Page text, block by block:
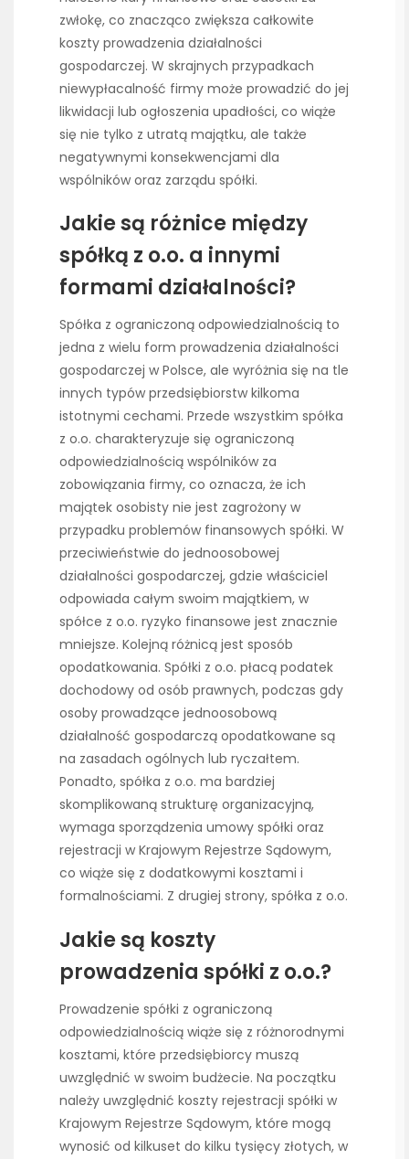
zwłokę, co znacząco zwiększa całkowite
koszty prowadzenia działalności
gospodarczej. W skrajnych przypadkach
niewypłacalność firmy może prowadzić do jej
likwidacji lub ogłoszenia upadłości, co wiąże
się nie tylko z utratą majątku, ale także
negatywnymi konsekwencjami dla
wspólników oraz zarządu spółki.
Jakie są różnice między
spółką z o.o. a innymi
formami działalności?
Spółka z ograniczoną odpowiedzialnością to
jedna z wielu form prowadzenia działalności
gospodarczej w Polsce, ale wyróżnia się na tle
innych typów przedsiębiorstw kilkoma
istotnymi cechami. Przede wszystkim spółka
z o.o. charakteryzuje się ograniczoną
odpowiedzialnością wspólników za
zobowiązania firmy, co oznacza, że ich
majątek osobisty nie jest zagrożony w
przypadku problemów finansowych spółki. W
przeciwieństwie do jednoosobowej
działalności gospodarczej, gdzie właściciel
odpowiada całym swoim majątkiem, w
spółce z o.o. ryzyko finansowe jest znacznie
mniejsze. Kolejną różnicą jest sposób
opodatkowania. Spółki z o.o. płacą podatek
dochodowy od osób prawnych, podczas gdy
osoby prowadzące jednoosobową
działalność gospodarczą opodatkowane są
na zasadach ogólnych lub ryczałtem.
Ponadto, spółka z o.o. ma bardziej
skomplikowaną strukturę organizacyjną,
wymaga sporządzenia umowy spółki oraz
rejestracji w Krajowym Rejestrze Sądowym,
co wiąże się z dodatkowymi kosztami i
formalnościami. Z drugiej strony, spółka z o.o.
Jakie są koszty
prowadzenia spółki z o.o.?
Prowadzenie spółki z ograniczoną
odpowiedzialnością wiąże się z różnorodnymi
kosztami, które przedsiębiorcy muszą
uwzględnić w swoim budżecie. Na początku
należy uwzględnić koszty rejestracji spółki w
Krajowym Rejestrze Sądowym, które mogą
wynosić od kilkuset do kilku tysięcy złotych, w